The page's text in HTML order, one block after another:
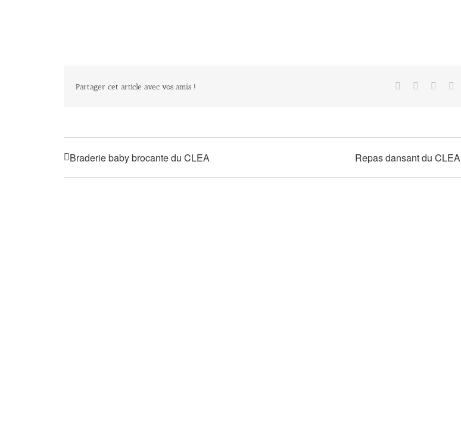
Partager cet article avec vos amis ! Facebook
Twitter
Braderie baby brocante du CLEA Repas dansant du CLEA